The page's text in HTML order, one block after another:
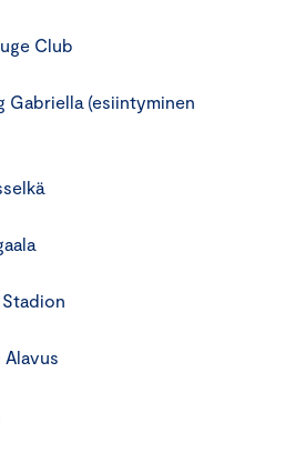
Club
Gabriella (esiintyminen
Stadion
Alavus